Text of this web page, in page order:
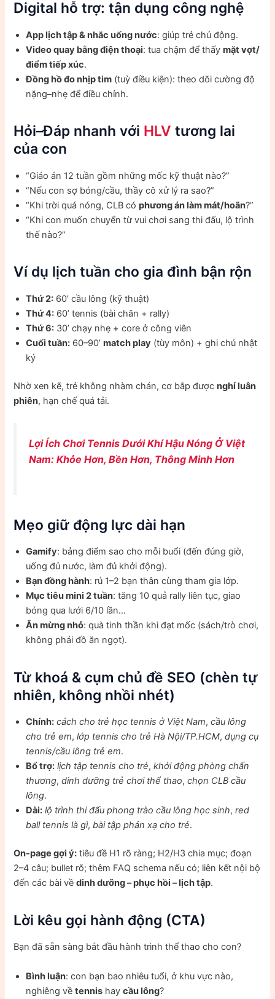
Digital hỗ trợ: tận dụng công nghệ
App lịch tập & nhắc uống nước: giúp trẻ chủ động.
Video quay bằng điện thoại: tua chậm để thấymặt vợt/
điểm tiếp xúc.
Đồng hồ đo nhịp tim (tuỳ điều kiện): theo dõi cường độ
nặng–nhẹ để điều chỉnh.
Hỏi–Đáp nhanh với HLV tương lai
của con
“Giáo án 12 tuần gồm những mốc kỹ thuật nào?”
“Nếu con sợ bóng/cầu, thầy cô xử lý ra sao?”
“Khi trời quá nóng, CLB cóphương án làm mát/hoãn?”
“Khi con muốn chuyển từ vui chơi sang thi đấu, lộ trình
thế nào?”
Ví dụ lịch tuần cho gia đình bận rộn
Thứ 2: 60’ cầu lông (kỹ thuật)
Thứ 4: 60’ tennis (bài chân + rally)
Thứ 6: 30’ chạy nhẹ + core ở công viên
Cuối tuần: 60–90’match play (tùy môn) + ghi chú nhật
ký
Nhờ xen kẽ, trẻ không nhàm chán, cơ bắp đượcnghỉ luân
phiên, hạn chế quá tải.
Lợi Ích Chơi Tennis Dưới Khí Hậu Nóng Ở Việt
Nam: Khỏe Hơn, Bền Hơn, Thông Minh Hơn
Mẹo giữ động lực dài hạn
Gamify: bảng điểm sao cho mỗi buổi (đến đúng giờ,
uống đủ nước, làm đủ khởi động).
Bạn đồng hành: rủ 1–2 bạn thân cùng tham gia lớp.
Mục tiêu mini 2 tuần: tăng 10 quả rally liên tục, giao
bóng qua lưới 6/10 lần…
Ăn mừng nhỏ: quà tinh thần khi đạt mốc (sách/trò chơi,
không phải đồ ăn ngọt).
Từ khoá & cụm chủ đề SEO (chèn tự
nhiên, không nhồi nhét)
Chính: cách cho trẻ học tennis ở Việt Nam,cầu lông
cho trẻ em,lớp tennis cho trẻ Hà Nội/TP.HCM,dụng cụ
tennis/cầu lông trẻ em.
Bổ trợ: lịch tập tennis cho trẻ,khởi động phòng chấn
thương,dinh dưỡng trẻ chơi thể thao,chọn CLB cầu
lông.
Dài: lộ trình thi đấu phong trào cầu lông học sinh,red
ball tennis là gì,bài tập phản xạ cho trẻ.
On-page gợi ý: tiêu đề H1 rõ ràng; H2/H3 chia mục; đoạn
2–4 câu; bullet rõ; thêm FAQ schema nếu có; liên kết nội bộ
đến các bài vềdinh dưỡng – phục hồi – lịch tập.
Lời kêu gọi hành động (CTA)
Bạn đã sẵn sàng bắt đầu hành trình thể thao cho con?
Bình luận: con bạn bao nhiêu tuổi, ở khu vực nào,
nghiêng vềtennis haycầu lông?